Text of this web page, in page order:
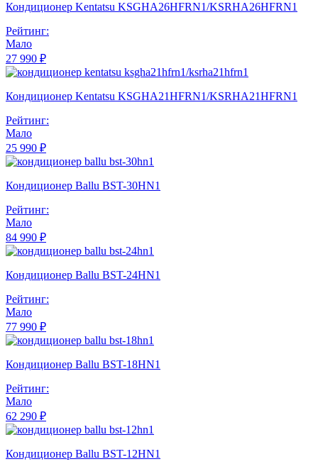
Кондиционер Kentatsu KSGHA26HFRN1/KSRHA26HFRN1
Рейтинг:
Мало
27 990 ₽
Кондиционер Kentatsu KSGHA21HFRN1/KSRHA21HFRN1
Рейтинг:
Мало
25 990 ₽
Кондиционер Ballu BST-30HN1
Рейтинг:
Мало
84 990 ₽
Кондиционер Ballu BST-24HN1
Рейтинг:
Мало
77 990 ₽
Кондиционер Ballu BST-18HN1
Рейтинг:
Мало
62 290 ₽
Кондиционер Ballu BST-12HN1